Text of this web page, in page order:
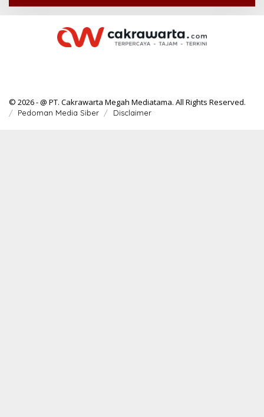
© 2026 - @ PT. Cakrawarta Megah Mediatama. All Rights Reserved.
Pedoman Media Siber Disclaimer